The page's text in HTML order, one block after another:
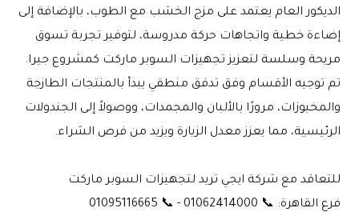
الرئيسية، مما يعزز معدل الزيارة ويزيد من فرص الشراء.
للتعاقد مع شركة ايجي تريد لتجهيزات السوبر ماركت
فرع القاهرة: 📞 01062414000 - 📞 01095116665